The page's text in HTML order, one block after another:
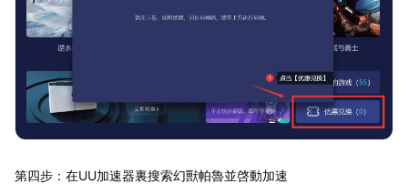
第四步：在UU加速器裏搜索幻獸帕魯並啓動加速